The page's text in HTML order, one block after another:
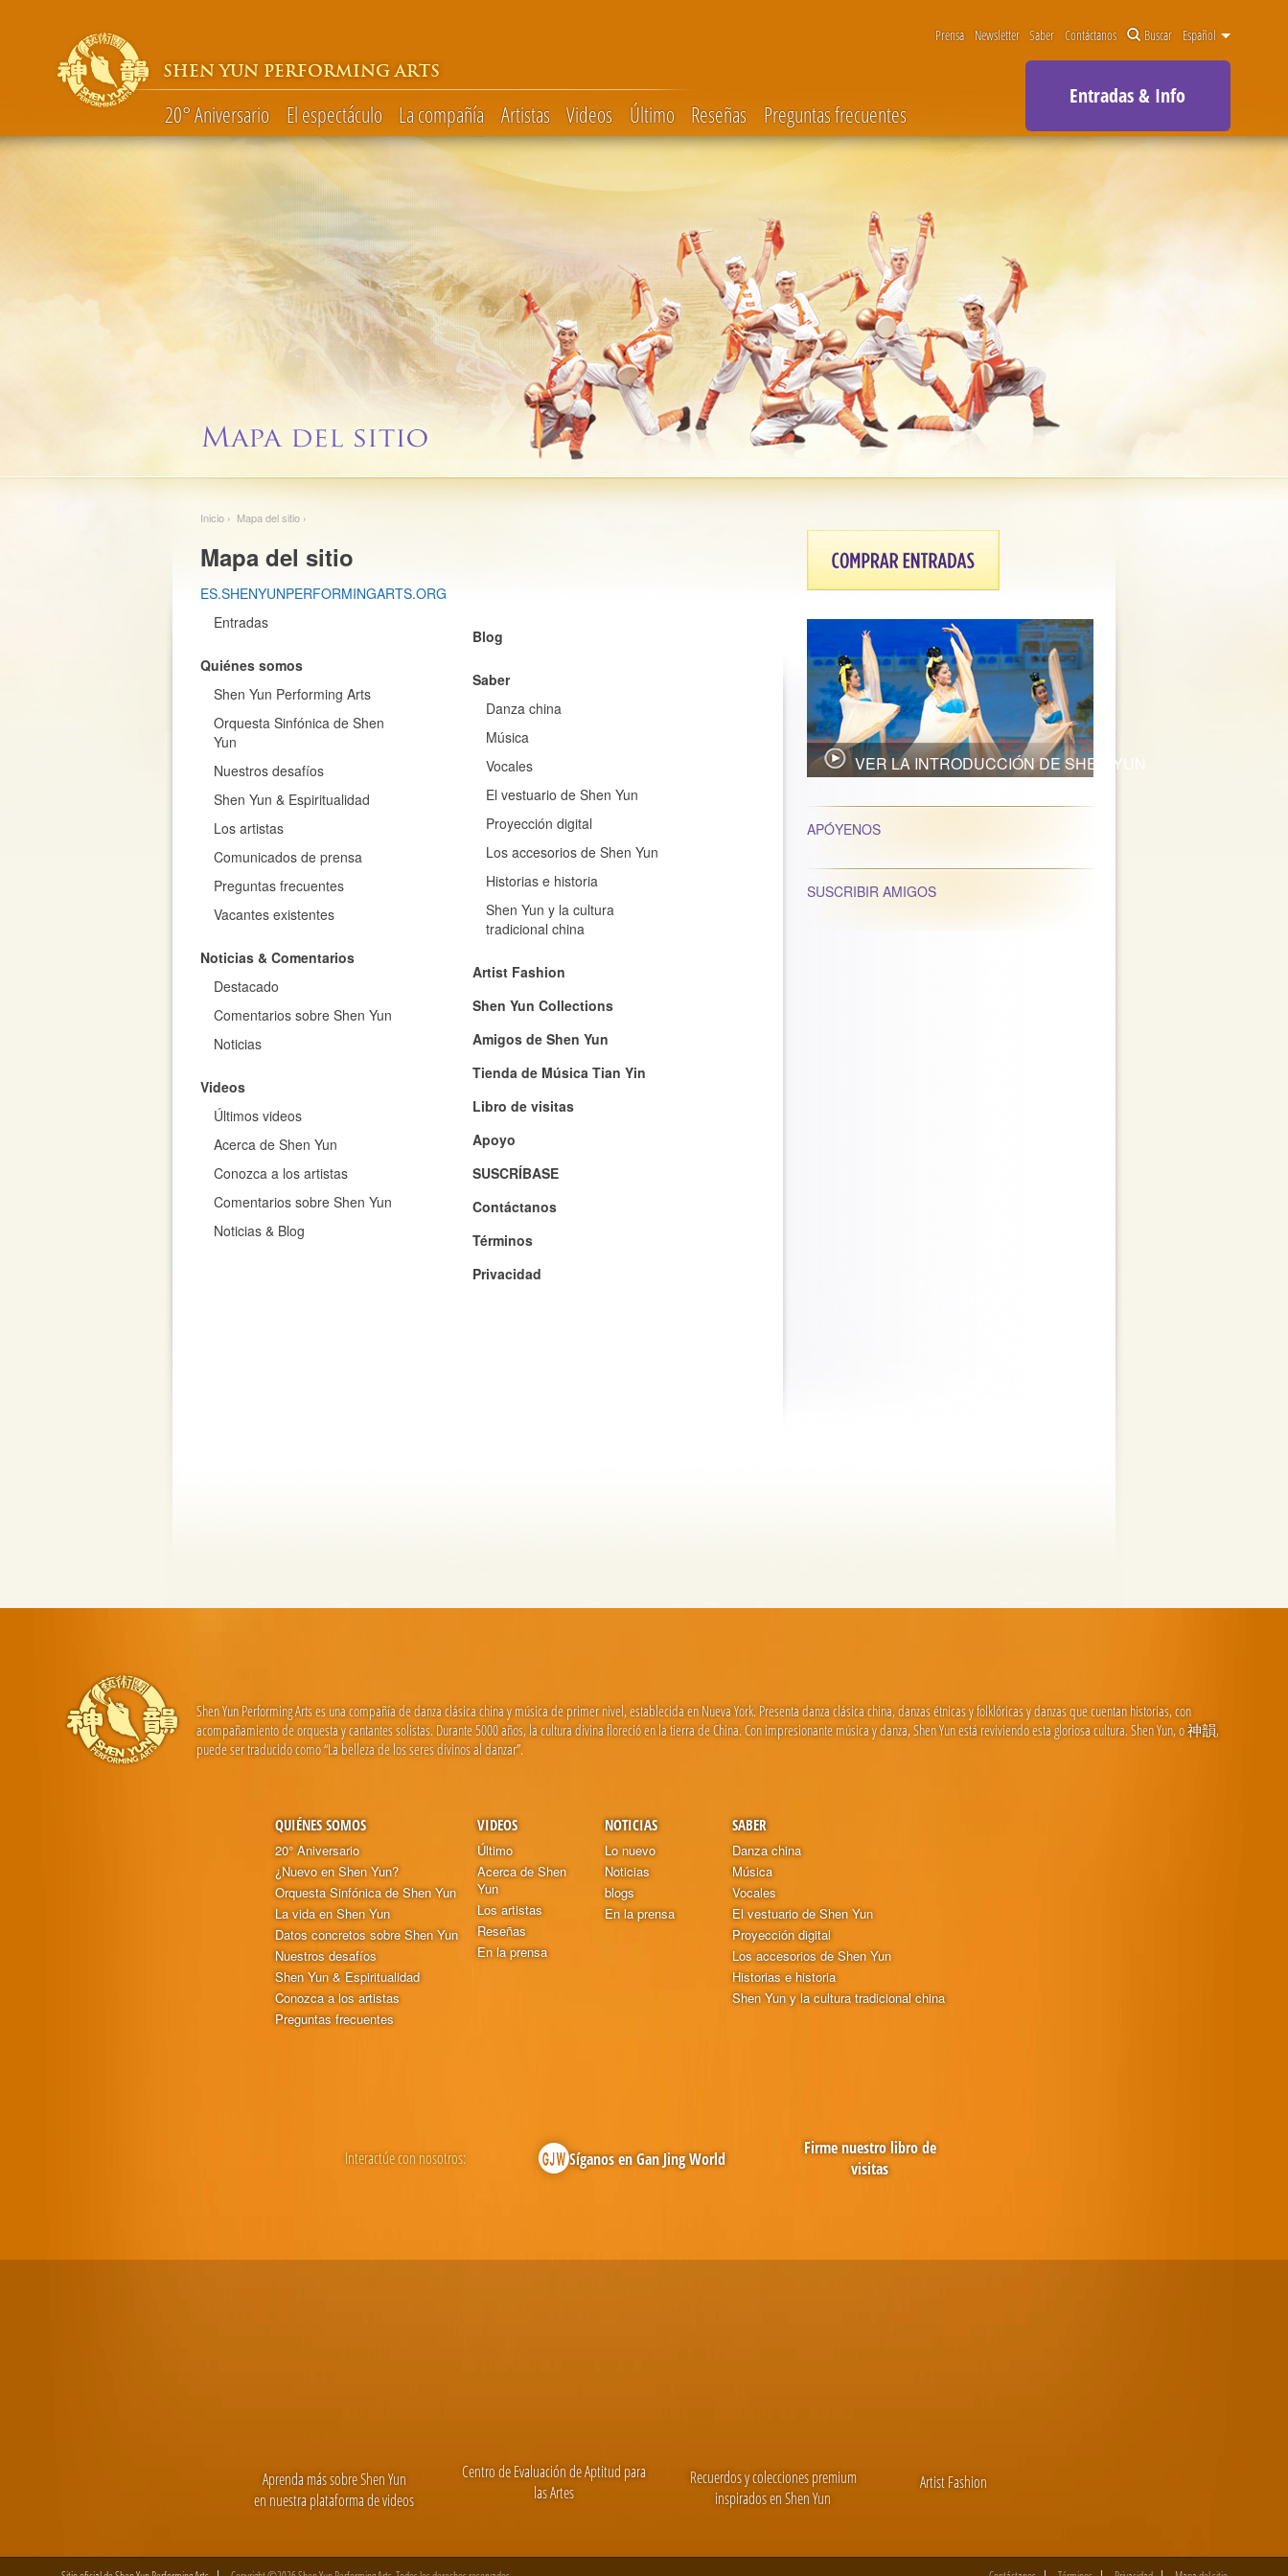
SHEN YUN PERFORMING ARTS
20° Aniversario El espectáculo La compañía Artistas Videos Último Reseñas Preguntas frecuentes
Prensa Newsletter Saber Contáctanos Buscar Español
Entradas & Info
Inicio › Mapa del sitio ›
Mapa del sitio
ES.SHENYUNPERFORMINGARTS.ORG
Entradas
Quiénes somos
Shen Yun Performing Arts
Orquesta Sinfónica de Shen
Yun
Nuestros desafíos
Shen Yun & Espiritualidad
Los artistas
Comunicados de prensa
Preguntas frecuentes
Vacantes existentes
Noticias & Comentarios
Destacado
Comentarios sobre Shen Yun
Noticias
Videos
Últimos videos
Acerca de Shen Yun
Conozca a los artistas
Comentarios sobre Shen Yun
Noticias & Blog
Blog
Saber
Danza china
Música
Vocales
El vestuario de Shen Yun
Proyección digital
Los accesorios de Shen Yun
Historias e historia
Shen Yun y la cultura
tradicional china
Artist Fashion
Shen Yun Collections
Amigos de Shen Yun
Tienda de Música Tian Yin
Libro de visitas
Apoyo
SUSCRÍBASE
Contáctanos
Términos
Privacidad
VER LA INTRODUCCIÓN DE SHEN YUN
APÓYENOS
SUSCRIBIR AMIGOS
Shen Yun Performing Arts es una compañía de danza clásica china y música de primer nivel, establecida en Nueva York. Presenta danza clásica china, danzas étnicas y folklóricas y danzas que cuentan historias, con
acompañamiento de orquesta y cantantes solistas. Durante 5000 años, la cultura divina floreció en la tierra de China. Con impresionante música y danza, Shen Yun está reviviendo esta gloriosa cultura. Shen Yun, o 神韻,
puede ser traducido como “La belleza de los seres divinos al danzar”.
QUIÉNES SOMOS
20° Aniversario
¿Nuevo en Shen Yun?
Orquesta Sinfónica de Shen Yun
La vida en Shen Yun
Datos concretos sobre Shen Yun
Nuestros desafíos
Shen Yun & Espiritualidad
Conozca a los artistas
Preguntas frecuentes
VIDEOS
Último
Acerca de Shen
Yun
Los artistas
Reseñas
En la prensa
NOTICIAS
Lo nuevo
Noticias
blogs
En la prensa
SABER
Danza china
Música
Vocales
El vestuario de Shen Yun
Proyección digital
Los accesorios de Shen Yun
Historias e historia
Shen Yun y la cultura tradicional china
Interactúe con nosotros: Síganos en Gan Jing World
Firme nuestro libro de
visitas
Aprenda más sobre Shen Yun
en nuestra plataforma de videos
Centro de Evaluación de Aptitud para
las Artes
Recuerdos y colecciones premium
inspirados en Shen Yun
Artist Fashion